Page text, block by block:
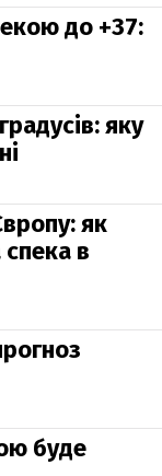
до +37:
яку
як
в
буде